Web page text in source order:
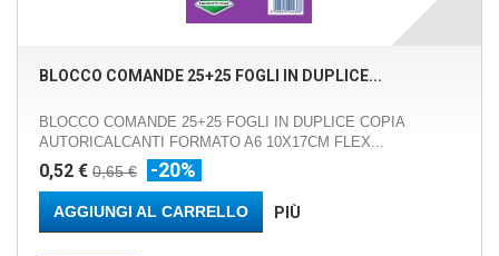
BLOCCO COMANDE 25+25 FOGLI IN DUPLICE...
BLOCCO COMANDE 25+25 FOGLI IN DUPLICE COPIA
AUTORICALCANTI FORMATO A6 10X17CM FLEX...
0,52 € 0,65 € -20%
AGGIUNGI AL CARRELLO PIÙ